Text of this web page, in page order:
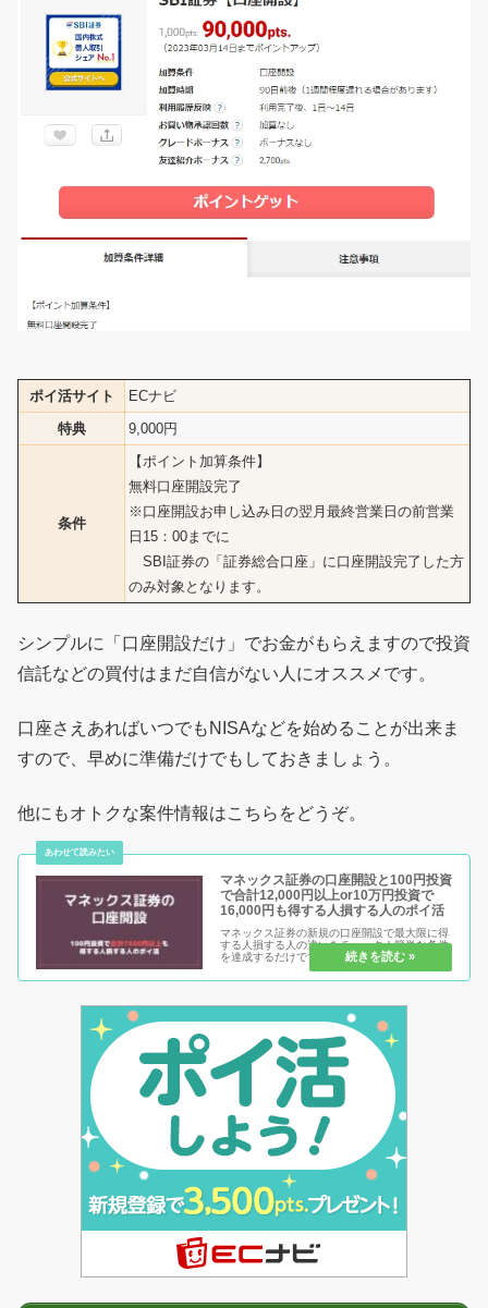
ポイ活サイト
ECナビ
特典
9,000円
条件
【ポイント加算条件】
無料口座開設完了
※口座開設お申し込み日の翌月最終営業日の前営業
日15：00までに
SBI証券の「証券総合口座」に口座開設完了した方
のみ対象となります。
シンプルに「口座開設だけ」でお金がもらえますので投資
信託などの買付はまだ自信がない人にオススメです。
口座さえあればいつでもNISAなどを始めることが出来ま
すので、早めに準備だけでもしておきましょう。
他にもオトクな案件情報はこちらをどうぞ。
マネックス証券の口座開設と100円投資
で合計12,000円以上or10万円投資で
16,000円も得する人損する人のポイ活
マネックス証券の新規の口座開設で最大限に得
する人損する人の違いをチェック！簡単な条件
を達成するだけでマネックス証券口座は、新規
開設が非常に得をするポイ活情報になります。
特に初めての取引だとなかなか不安に思う人で